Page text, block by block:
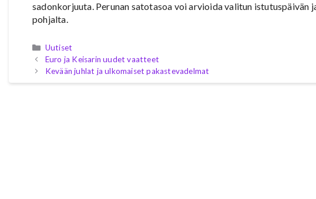
sadonkorjuuta. Perunan satotasoa voi arvioida valitun istutuspäivän
pohjalta.
Kategoriat
Uutiset
Euro ja Keisarin uudet vaatteet
Kevään juhlat ja ulkomaiset pakastevadelmat